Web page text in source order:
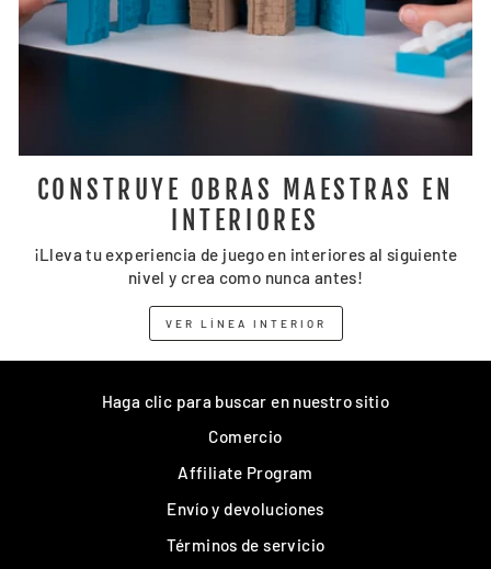
CONSTRUYE OBRAS MAESTRAS EN
INTERIORES
¡Lleva tu experiencia de juego en interiores al siguiente
nivel y crea como nunca antes!
VER LÍNEA INTERIOR
Haga clic para buscar en nuestro sitio
Comercio
Affiliate Program
Envío y devoluciones
Términos de servicio